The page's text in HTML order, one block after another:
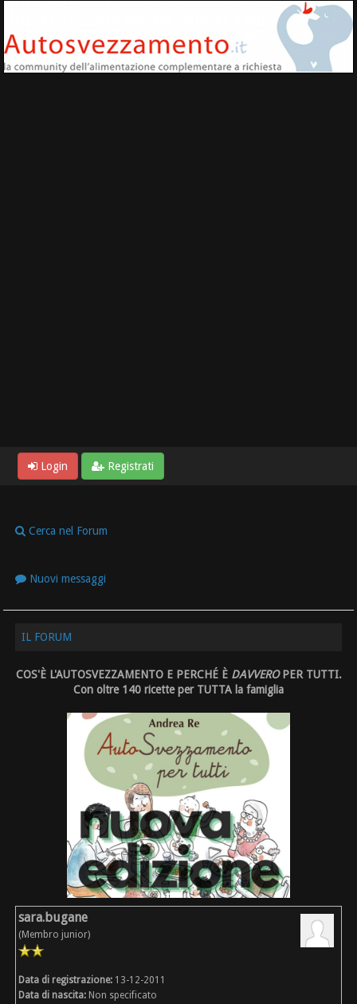
Login Registrati
Cerca nel Forum
Nuovi messaggi
IL FORUM
COS'È L'AUTOSVEZZAMENTO E PERCHÉ È DAVVEROPER TUTTI.
Con oltre 140 ricette per TUTTA la famiglia
sara.bugane
(Membro junior)
Data di registrazione: 13-12-2011
Data di nascita: Non specificato